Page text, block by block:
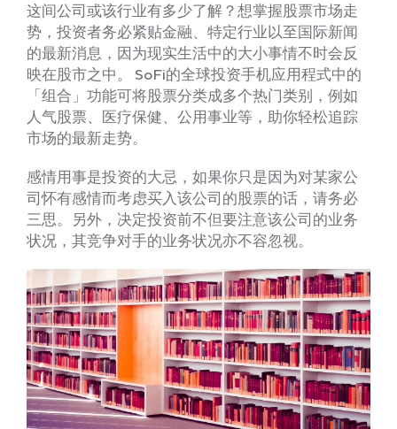
这间公司或该行业有多少了解？想掌握股票市场走
势，投资者务必紧贴金融、特定行业以至国际新闻
的最新消息，因为现实生活中的大小事情不时会反
映在股市之中。 SoFi的全球投资手机应用程式中的
「组合」功能可将股票分类成多个热门类别，例如
人气股票、医疗保健、公用事业等，助你轻松追踪
市场的最新走势。
感情用事是投资的大忌，如果你只是因为对某家公
司怀有感情而考虑买入该公司的股票的话，请务必
三思。另外，决定投资前不但要注意该公司的业务
状况，其竞争对手的业务状况亦不容忽视。